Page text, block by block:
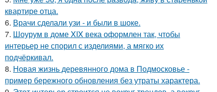
квартире отца.
6. Врачи сделали узи - и были в шоке.
7. Шоурум в доме XIX века оформлен так, чтобы
интерьер не спорил с изделиями, а мягко их
подчёркивал.
8. Новая жизнь деревянного дома в Подмосковье -
пример бережного обновления без утраты характера.